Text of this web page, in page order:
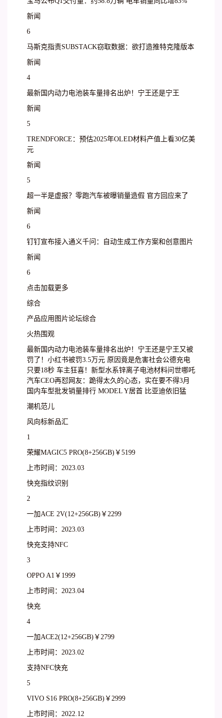
新闻
6
马斯克指责SUBSTACK窃取数据：欲打造推特克隆版本
新闻
4
最新国内动力电池装车量排名出炉！宁王还是宁王
新闻
5
TRENDFORCE：预估2025年OLED材料产值上看30亿美
元
新闻
5
超一半是虚报？零跑汽车被曝销量造假 官方回应来了
新闻
6
钉钉宣布接入通义千问：自动生成工作方案和创意图片
新闻
6
点击加载更多
综合
产品应用图片论坛综合
火热围观
最新国内动力电池装车量排名出炉！宁王还是宁王又被
罚了！小红书被罚3.5万元 原因竟是危害社会公德充电
只要18秒 车主狂喜！新型水系锌离子电池材料问世哪吒
汽车CEO再怼网友：跪得太久的心态，实在要不得3月
国内车型批发销量排行 MODEL Y居首 比亚迪依旧猛
潮机范儿
风向标新品汇
1
荣耀MAGIC5 PRO(8+256GB)￥5199
上市时间：2023.03
快充指纹识别
2
一加ACE 2V(12+256GB)￥2299
上市时间：2023.03
快充支持NFC
3
OPPO A1￥1999
上市时间：2023.04
快充
4
一加ACE2(12+256GB)￥2799
上市时间：2023.02
支持NFC快充
5
VIVO S16 PRO(8+256GB)￥2999
上市时间：2022.12